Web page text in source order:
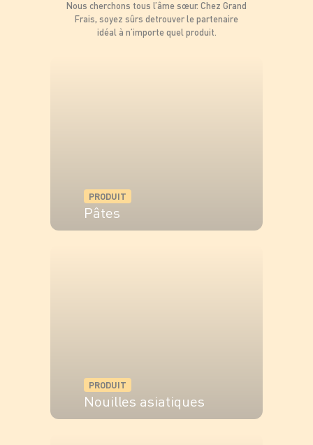
Nous cherchons tous l’âme sœur. Chez Grand
Frais, soyez sûrs detrouver le partenaire
idéal à n’importe quel produit.
PRODUIT
Pâtes
PRODUIT
Nouilles asiatiques